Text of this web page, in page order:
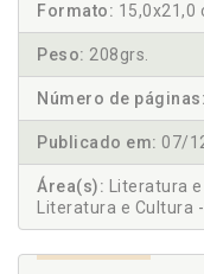
Formato: 15,0x21,0
Peso: 208grs.
Número de páginas:
Publicado em: 07/
Área(s): Literatura
Literatura e Cultura